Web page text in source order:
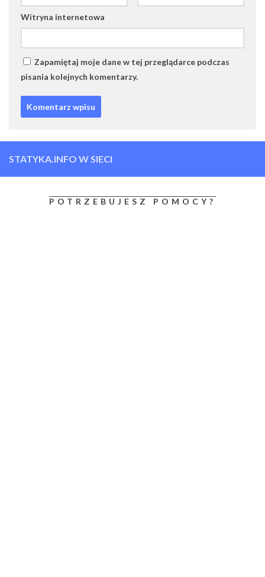
Witryna internetowa
Zapamiętaj moje dane w tej przeglądarce podczas
pisania kolejnych komentarzy.
STATYKA.INFO W SIECI
POTRZEBUJESZ POMOCY?